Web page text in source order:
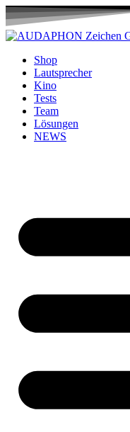
Shop
Lautsprecher
Kino
Tests
Team
Lösungen
NEWS